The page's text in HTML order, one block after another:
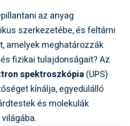
az anyag
szerkezetébe, és feltárni
amelyek meghatározzák
fizikai tulajdonságait? Az
spektroszkópia(UPS)
kínálja, egyedülálló
és molekulák